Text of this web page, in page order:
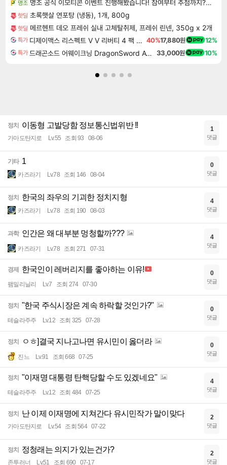
명조 명조 공식 이모티콘 이벤트 진행해봤습니다! 참여부터 추첨까지????
핫딜 초록햇살 연포탕 (냉동), 1개, 800g
핫딜 메르헨트 데오 프레쉬 실내 고체탈취제, 프레쉬 린넨, 350g x 2개
특가 디제이맥스 리스펙트 V V 리버티 4 팩 DJMAX RESPECT V V Liberty 4 Pack DLC 40%17,880원 12%
특가 드래곤소드 어웨이크닝 DragonSword Awakening 33,000원 10%
정치 이동형 고발당함 정보통신법위반 !!
가마도탄지로 Lv.55 조회 93 08-06
1
댓글
기타 1
카즈라기 Lv.78 조회 146 08-04
0
댓글
정치 한국의 좌우의 기괴한 정치지형
카즈라기 Lv.78 조회 190 08-03
4
댓글
과학 인간은 왜 대부분 멍청할까???
카즈라기 Lv.78 조회 271 07-31
4
댓글
경제 한국인이 레버리지를 좋아하는 이유!
팸밀리닐리 Lv.7 조회 274 07-30
0
댓글
정치 "한국 주식시장은 계속 하락할 것인가?"
테슬라주주 Lv.12 조회 325 07-28
0
댓글
정치 ㅇㅎ]결국 지나고나면 유시민이 옳더라
진느 Lv.91 조회 668 07-25
0
댓글
정치 "이재명 대통령 탄핵당할 수도 있겠네요"
테슬라주주 Lv.12 조회 484 07-25
4
댓글
정치 난 이제 이재명에 지쳐간다 유시민작가 말이맞다
가마도탄지로 Lv.54 조회 564 07-22
2
댓글
정치 정청래는 의지가 있는건가?
존투러너 Lv.51 조회 690 07-17
2
댓글